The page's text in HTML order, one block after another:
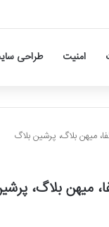
امنیت طراحی
میهن بلاگ، پرشین بلاگ
میهن بلاگ،